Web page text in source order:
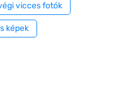
vicces fotók
képek